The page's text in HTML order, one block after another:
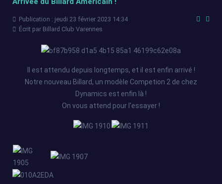
Publication : jeudi 23 février 2023 14:34
Écrit par Billard Club Varennes
Il est attendu depuis longtemps, et il est enfin arrivé !
Notre nouveau Billard, un modèle Competion 2 de chez
Dynamics est enfin là !
On vous attend pour l'essayer !